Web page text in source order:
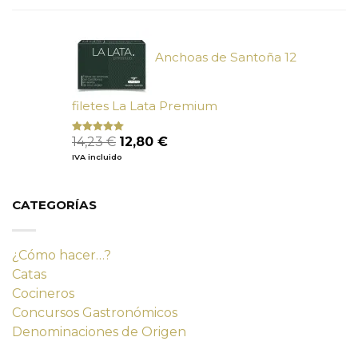
9,90 €.
Anchoas de Santoña 12
filetes La Lata Premium
Valorado
con
de 5
14,23€ El
precio
12,80 €El
IVA incluido
CATEGORÍAS
¿Cómo hacer…?
Catas
Cocineros
Concursos Gastronómicos
Denominaciones de Origen